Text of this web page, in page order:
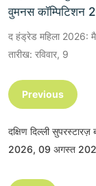
वुमनस
द हंड्रेड महिला 2026:
तारीख: रविवार, 9
Previous
दक्षिण दिल्ली सुपरस्टारज़
2026, 09 अगस्त